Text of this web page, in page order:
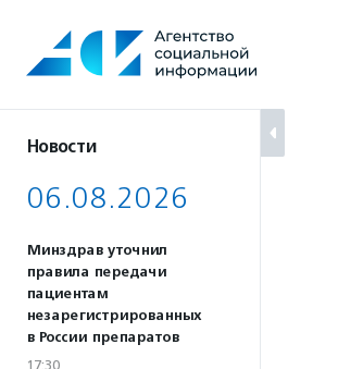
содержанию
Новости
06.08.2026
Минздрав уточнил
правила передачи
пациентам
незарегистрированных
в России препаратов
17:30